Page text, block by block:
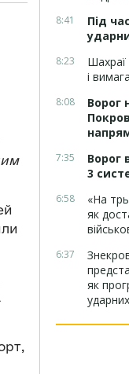
8:41
Під
8:23
Шахраї
і
8:08
Ворог
7:35
Ворог
3
6:58
«На
як
6:37
як